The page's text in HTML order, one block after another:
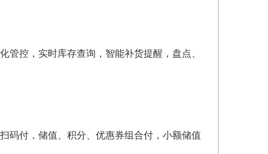
管控，实时库存查询，智能补货提醒，盘点、
码付，储值、积分、优惠券组合付，小额储值